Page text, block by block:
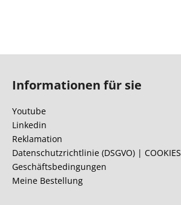
Informationen für sie
Youtube
Linkedin
Reklamation
Datenschutzrichtlinie (DSGVO) | COOKIES
Geschäftsbedingungen
Meine Bestellung